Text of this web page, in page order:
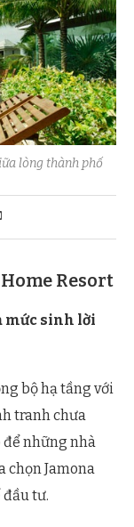
lòng thành phố
Resort
mức sinh lời
bộ hạ tầng với
tranh chưa
những nhà
chọn Jamona
đầu tư.